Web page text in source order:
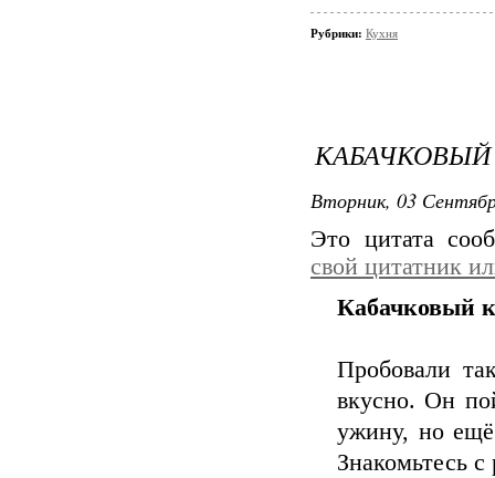
Рубрики: Кухня
Вторник, 03
Это цитата
свой цитатник
Кабачковый
Пробовали
вкусно. Он
ужину, но ещё
Знакомьтесь